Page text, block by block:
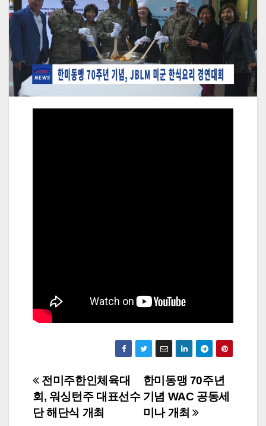
Post
navigation
한미동맹 70주년
기념 WAC 공동세
미나 개최
전미주한인체육대
회, 워싱턴주 대표선수
단 해단식 개최